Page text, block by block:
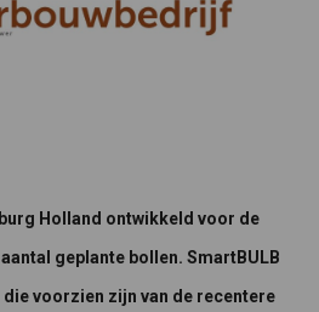
Holland ontwikkeld voor de
geplante bollen. SmartBULB
voorzien zijn van de recentere